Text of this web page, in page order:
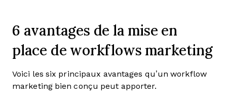
6 avantages de la mise en
place de workflows marketing
Voici les six principaux avantages qu’un workflow
marketing bien conçu peut apporter.